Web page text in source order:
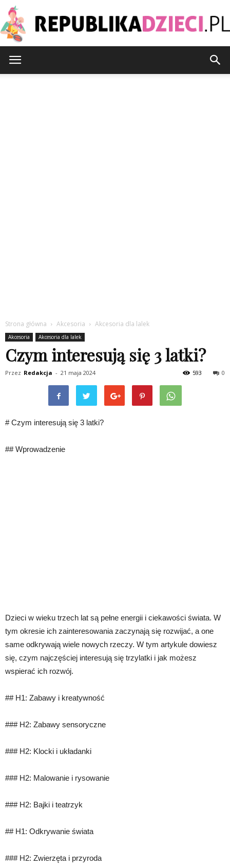
Strona główna Akcesoria Akcesoria dla lalek
Akcesoria Akcesoria dla lalek
Czym interesują się 3 latki?
Przez Redakcja - 21 maja 2024 0
593
# Czym interesują się 3 latki?
## Wprowadzenie
Dzieci w wieku trzech lat są pełne energii i ciekawości świata. W
tym okresie ich zainteresowania zaczynają się rozwijać, a one
same odkrywają wiele nowych rzeczy. W tym artykule dowiesz
się, czym najczęściej interesują się trzylatki i jak możesz
wspierać ich rozwój.
## H1: Zabawy i kreatywność
### H2: Zabawy sensoryczne
### H2: Klocki i układanki
### H2: Malowanie i rysowanie
### H2: Bajki i teatrzyk
## H1: Odkrywanie świata
### H2: Zwierzęta i przyroda